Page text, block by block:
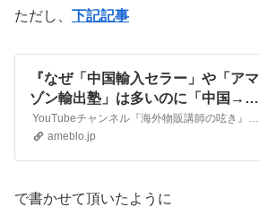
ただし、 下記記事
『なぜ「中国輸入セラー」や「アマ
ゾン輸出塾」は多いのに「中国→米
国アマゾン」はほぼ皆無なの？』 YouTubeチャンネル『海外物販講師の呟き』無料5日間講座はコチラhttps://www.kaigaibuppan.com/ こんにちは！物販講師の黒澤と…
ameblo.jp
で書かせて頂いたように